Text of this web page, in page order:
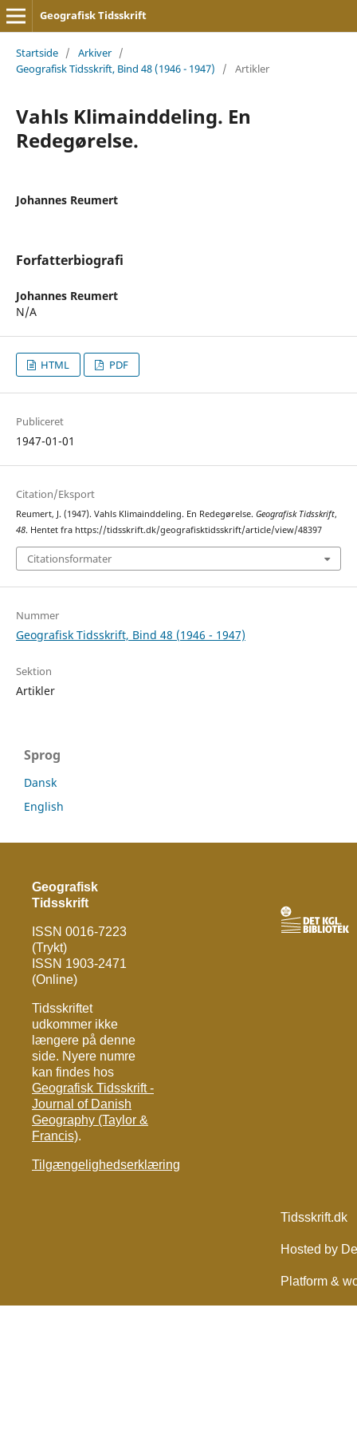
Geografisk Tidsskrift
Startside / Arkiver /
Geografisk Tidsskrift, Bind 48 (1946 - 1947)
/ Artikler
Vahls Klimainddeling. En
Redegørelse.
Johannes Reumert
Forfatterbiografi
Johannes Reumert
N/A
HTML PDF
Publiceret
1947-01-01
Citation/Eksport
Reumert, J. (1947). Vahls Klimainddeling. En Redegørelse. Geografisk Tidsskrift,
48. Hentet fra https://tidsskrift.dk/geografisktidsskrift/article/view/48397
Citationsformater
Nummer
Geografisk Tidsskrift, Bind 48 (1946 - 1947)
Sektion
Artikler
Sprog
Dansk
English
Geografisk
Tidsskrift
ISSN 0016-7223
(Trykt)
ISSN 1903-2471
(Online)
Tidsskriftet
udkommer ikke
længere på denne
side. Nyere numre
kan findes hos
Geografisk Tidsskrift -
Journal of Danish
Geography (Taylor &
Francis).
Tilgængelighedserklæring